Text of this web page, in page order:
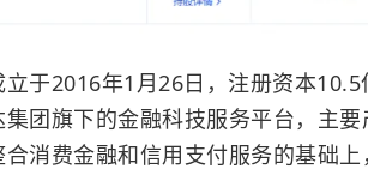
于2016年1月26日，注册资本10.5
团旗下的金融科技服务平台，主要
消费金融和信用支付服务的基础